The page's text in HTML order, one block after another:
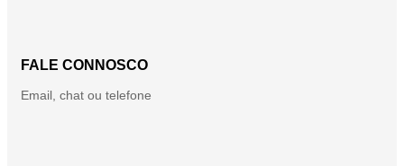
FALE CONNOSCO
Email, chat ou telefone